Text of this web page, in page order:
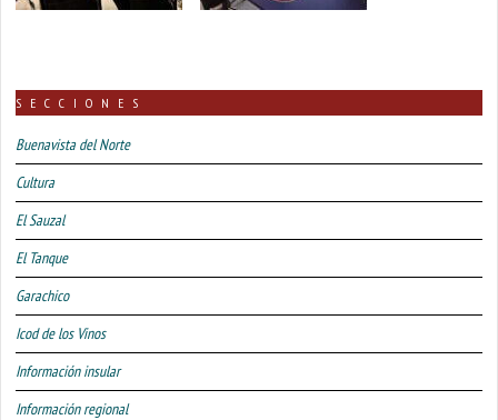
SECCIONES
Buenavista del Norte
Cultura
El Sauzal
El Tanque
Garachico
Icod de los Vinos
Información insular
Información regional